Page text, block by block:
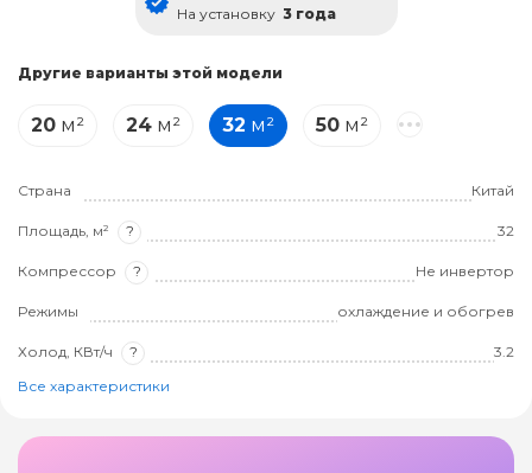
На установку 3 года
Другие варианты этой модели
20 м² 24 м² 32 м² 50 м²
Страна Китай
Площадь, м² ? 32
Компрессор ? Не инвертор
Режимы охлаждение и обогрев
Холод, КВт/ч ?
3.2
Все характеристики